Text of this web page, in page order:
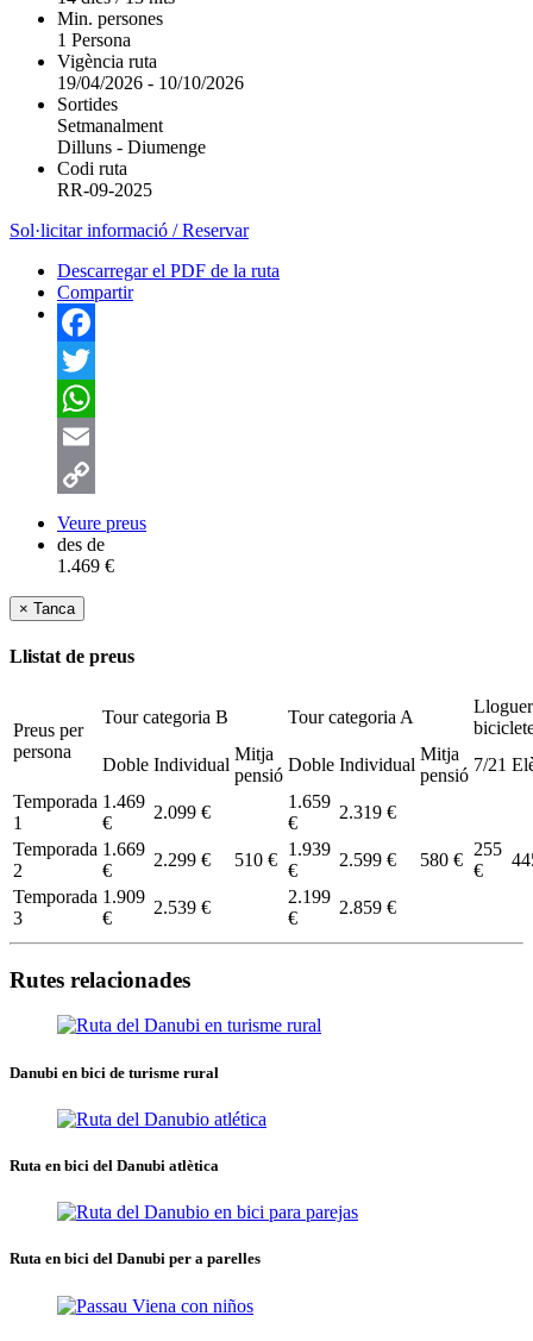
Min. persones
1 Persona
Vigència ruta
19/04/2026 - 10/10/2026
Sortides
Setmanalment
Dilluns - Diumenge
Codi ruta
RR-09-2025
Sol·licitar informació / Reservar
Descarregar el PDF de la ruta
Compartir
Facebook
Twitter
WhatsApp
Email
Copy
Link
Veure preus
des de
1.469 €
× Tanca
Llistat de preus
Preus per
persona
Tour categoria B Tour categoria A
Doble Individual
Mitja
pensió
Doble Individual
Mitja
pensió
7/21
Temporada
1
1.469
€
2.099 €
510 €
1.659
€
2.319 €
580 €
255
€
Temporada
2
1.669
€
2.299 €
1.939
€
2.599 €
Temporada
3
1.909
€
2.539 €
2.199
€
2.859 €
Rutes relacionades
Danubi en bici de turisme rural
Ruta en bici del Danubi atlètica
Ruta en bici del Danubi per a parelles